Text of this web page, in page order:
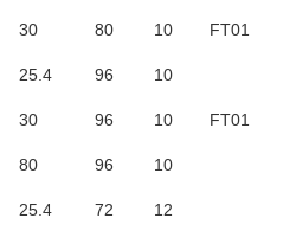
30 80 10 FT01
25.4 96 10
30 96 10 FT01
80 96 10
25.4 72 12